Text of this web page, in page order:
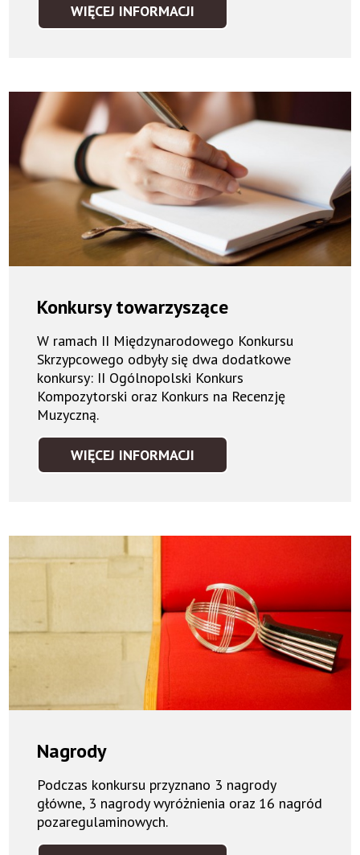
WIĘCEJ INFORMACJI
PROGRAM
Konkursy towarzyszące
W ramach II Międzynarodowego Konkursu
Skrzypcowego odbyły się dwa dodatkowe
konkursy: II Ogólnopolski Konkurs
Kompozytorski oraz Konkurs na Recenzję
Muzyczną.
WIĘCEJ INFORMACJI
KONKURSY
Nagrody
Podczas konkursu przyznano 3 nagrody
główne, 3 nagrody wyróżnienia oraz 16 nagród
pozaregulaminowych.